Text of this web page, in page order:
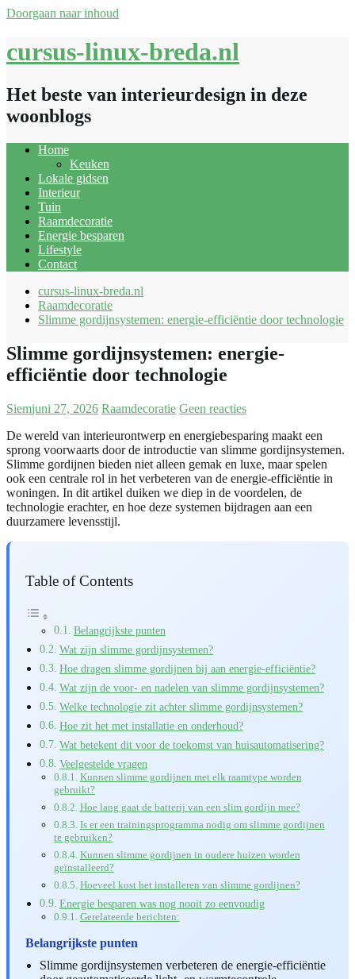
Doorgaan naar inhoud
cursus-linux-breda.nl
Het beste van interieurdesign in deze
woonblogs
Home
Keuken
Lokale gidsen
Interieur
Tuin
Raamdecoratie
Energie besparen
Lifestyle
Contact
cursus-linux-breda.nl
Raamdecoratie
Slimme gordijnsystemen: energie-efficiëntie door technologie
Slimme gordijnsystemen: energie-
efficiëntie door technologie
Siemjuni 27, 2026 Raamdecoratie Geen reacties
De wereld van interieurontwerp en energiebesparing maakt een
sprong voorwaarts door de introductie van slimme gordijnsystemen.
Slimme gordijnen bieden niet alleen gemak en luxe, maar spelen
ook een centrale rol in het verbeteren van de energie-efficiëntie in
woningen. In dit artikel duiken we diep in de voordelen, de
technologie erachter, en hoe deze systemen bijdragen aan een
duurzamere levensstijl.
Table of Contents
Belangrijkste punten
Wat zijn slimme gordijnsystemen?
Hoe dragen slimme gordijnen bij aan energie-efficiëntie?
Wat zijn de voor- en nadelen van slimme gordijnsystemen?
Welke technologie zit achter slimme gordijnsystemen?
Hoe zit het met installatie en onderhoud?
Wat betekent dit voor de toekomst van huisautomatisering?
Veelgestelde vragen
Kunnen slimme gordijnen met elk raamtype worden
gebruikt?
Hoe lang gaat de batterij van een slim gordijn mee?
Is er een trainingsprogramma nodig om slimme gordijnen
te gebruiken?
Kunnen slimme gordijnen in oudere huizen worden
geïnstalleerd?
Hoeveel kost het installeren van slimme gordijnen?
Energie besparen was nog nooit zo eenvoudig
Gerelateerde berichten:
Belangrijkste punten
Slimme gordijnsystemen verbeteren de energie-efficiëntie